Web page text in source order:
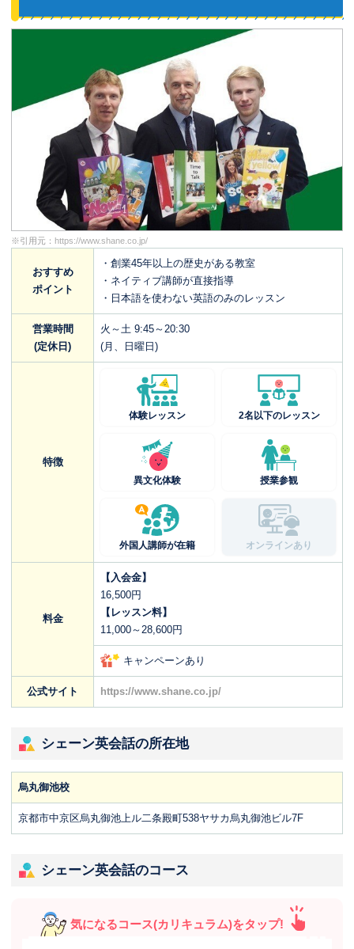
※引用元： https://www.shane.co.jp/
おすすめ
ポイント
・創業45年以上の歴史がある教室
・ネイティブ講師が直接指導
・日本語を使わない英語のみのレッスン
営業時間
(定休日)
火～土 9:45～20:30
(月、日曜日)
特徴
体験レッスン 2名以下のレッスン
異文化体験 授業参観
外国人講師が在籍 オンラインあり
料金
【入会金】
16,500円
【レッスン料】
11,000～28,600円
キャンペーンあり
公式サイト https://www.shane.co.jp/
シェーン英会話の所在地
烏丸御池校
京都市中京区烏丸御池上ル二条殿町538ヤサカ烏丸御池ビル7F
シェーン英会話のコース
気になるコース(カリキュラム)をタップ!